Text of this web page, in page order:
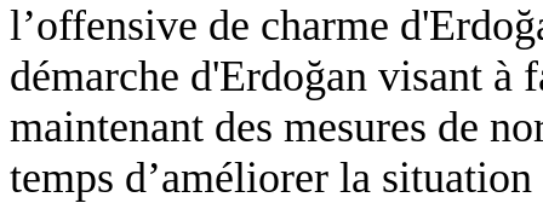
l’offensive de charme
démarche d'Erdoğan visant à
maintenant des mesures de
temps d’améliorer la